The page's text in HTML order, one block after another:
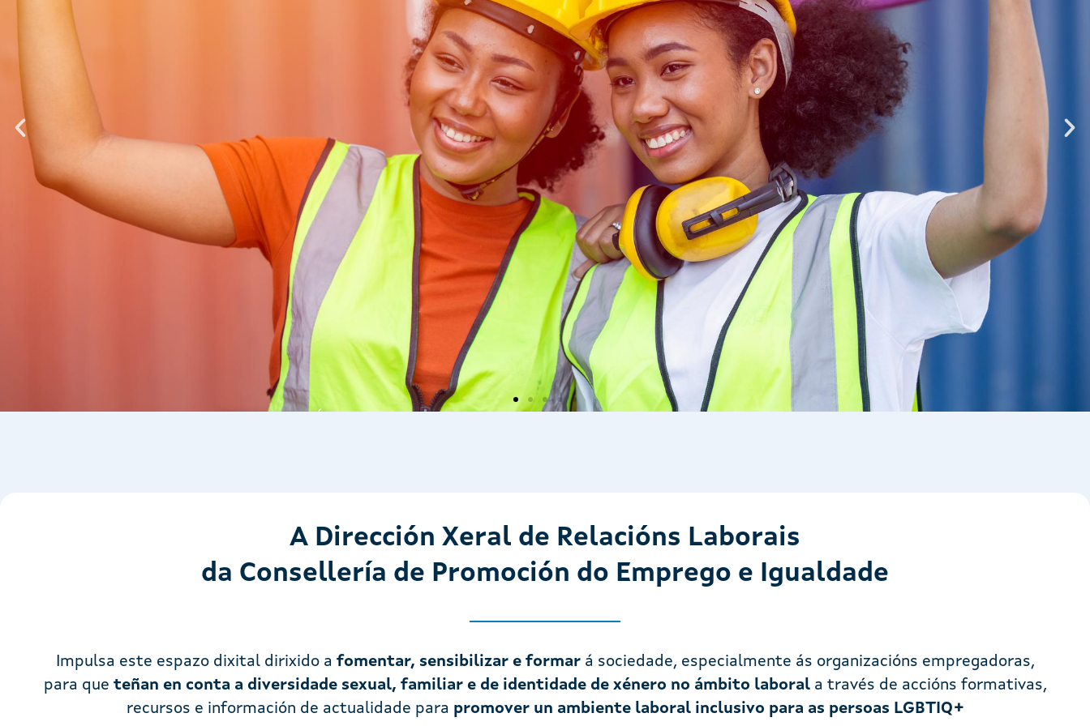
A Dirección Xeral de Relacións Laborais
da Consellería de Promoción do Emprego e Igualdade
Impulsa este espazo dixital dirixido a fomentar, sensibilizar e formará sociedade, especialmente ás organizacións empregadoras,
para que teñan en conta a diversidade sexual, familiar e de identidade de xénero no ámbito laborala través de accións formativas,
recursos e información de actualidade para promover un ambiente laboral inclusivo para as persoas LGBTIQ+